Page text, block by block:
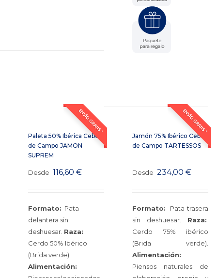
ENVÍO GRATIS *
Paleta 50% Ibérica Cebo
de Campo JAMON
SUPREM
Desde 116,60€
Formato: Pata
delantera sin
deshuesar. Raza:
Cerdo 50% Ibérico
(Brida verde).
Alimentación:
ENVÍO GRATIS *
Jamón 75% Ibérico Cebo
de Campo TARTESSOS
Desde 234,00€
Formato: Pata trasera
sin deshuesar. Raza:
Cerdo 75% ibérico
(Brida verde).
Alimentación:
Piensos naturales de